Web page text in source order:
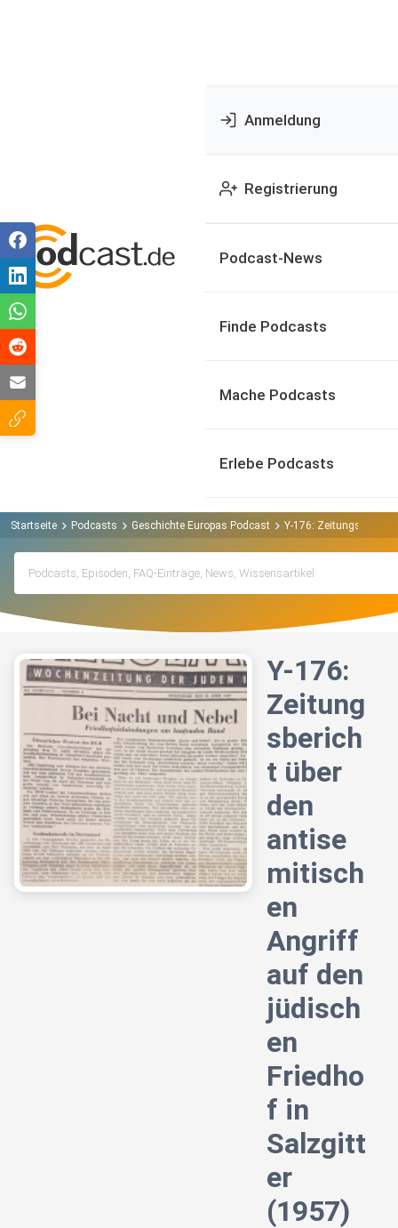
Anmeldung
Registrierung
Podcast-News
Finde Podcasts
Mache Podcasts
Erlebe Podcasts
Startseite Podcasts Geschichte Europas Podcast Y-176:
Y-176:
Zeitung
sberich
t über
den
antise
mitisch
en
Angriff
auf den
jüdisch
en
Friedho
f in
Salzgitt
er
(1957)